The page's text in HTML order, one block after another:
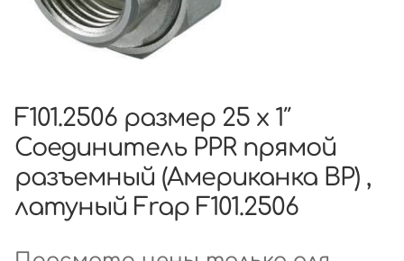
F101.2506 размер 25 x 1″
Соединитель PPR прямой
разъемный (Американка ВР) ,
латуный Frap F101.2506